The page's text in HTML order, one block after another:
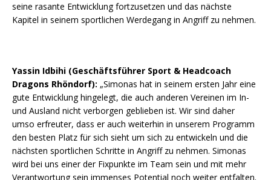
seine rasante Entwicklung fortzusetzen und das nächste
Kapitel in seinem sportlichen Werdegang in Angriff zu nehmen.
Yassin Idbihi (Geschäftsführer Sport & Headcoach
Dragons Rhöndorf): „Simonas hat in seinem ersten Jahr eine
gute Entwicklung hingelegt, die auch anderen Vereinen im In-
und Ausland nicht verborgen geblieben ist. Wir sind daher
umso erfreuter, dass er auch weiterhin in unserem Programm
den besten Platz für sich sieht um sich zu entwickeln und die
nächsten sportlichen Schritte in Angriff zu nehmen. Simonas
wird bei uns einer der Fixpunkte im Team sein und mit mehr
Verantwortung sein immenses Potential noch weiter entfalten.